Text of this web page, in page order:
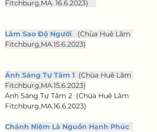
Fitchburg,MA. 16.6.2023)
Làm Sao Độ Người
(Chùa Huê Lâm
Fitchburg,MA.15.6.2023)
Ánh Sáng Tự Tâm 1 (Chùa Huê Lâm
Fitchburg,MA.15.6.2023)
Ánh Sáng Tự Tâm 2  (Chùa Huê Lâm
Fitchburg,MA.16.6.2023)
Chánh Niệm Là Nguồn Hạnh Phúc